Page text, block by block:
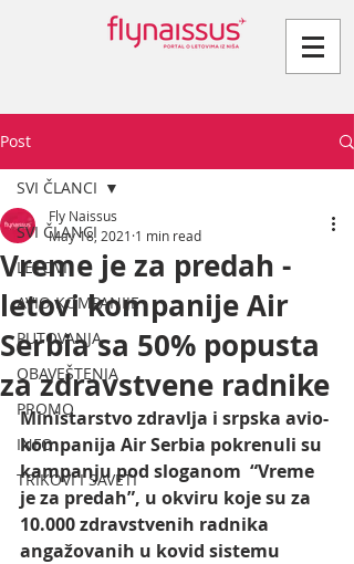
Post
SVI ČLANCI
LETOVI
AVIO KOMPANIJE
PUTOVANJA
OBAVEŠTENJA
PROMO
INFO
TRIKOVI I SAVETI
SVI ČLANCI
Vreme je za predah -
letovi kompanije Air
Serbia sa 50% popusta
za zdravstvene radnike
Fly Naissus
May 18, 2021 1 min read
Ministarstvo zdravlja i srpska avio-
kompanija Air Serbia pokrenuli su
kampanju pod sloganom  “Vreme
je za predah”, u okviru koje su za
10.000 zdravstvenih radnika
angažovanih u kovid sistemu